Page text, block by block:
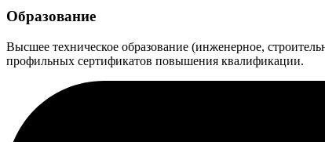
Образование
Высшее техническое образование (инженерное,
профильных сертификатов повышения квалификации.